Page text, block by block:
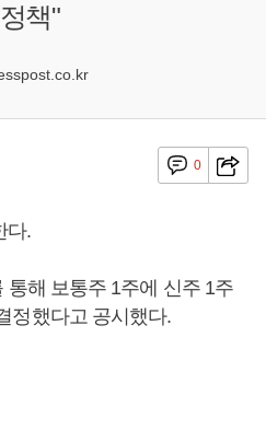
책"
0
다.
해 보통주 1주에 신주 1주
정했다고 공시했다.